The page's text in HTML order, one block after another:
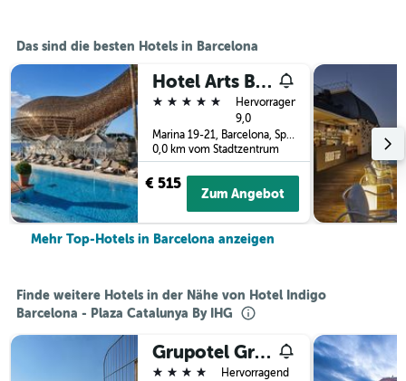
Das sind die besten Hotels in Barcelona
Hotel Arts Barcelona
5 Sterne
Hervorragend
9,0
Marina 19-21, Barcelona, Spanien
0,0 km vom Stadtzentrum
€ 515
Zum Angebot
Mehr Top-Hotels in Barcelona anzeigen
Finde weitere Hotels in der Nähe von Hotel Indigo
Barcelona - Plaza Catalunya By IHG
Grupotel Gran Vía 678
4 Sterne
Hervorragend